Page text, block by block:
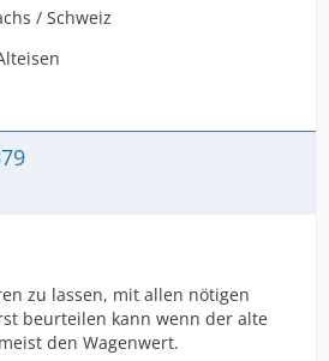
/ Schweiz
zu lassen, mit allen nötigen
beurteilen kann wenn der alte
den Wagenwert.